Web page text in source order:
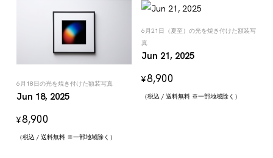
6月18日の光を焼き付けた額装写真
Jun 18, 2025
¥8,900
（税込 / 送料無料 ※一部地域除く）
6月21日（夏至）の光を焼き付けた額装写
真
Jun 21, 2025
¥8,900
（税込 / 送料無料 ※一部地域除く）